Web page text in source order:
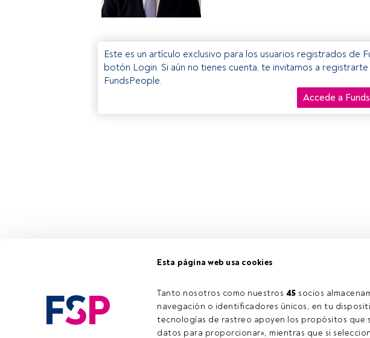
Esta página web usa cookies
Tanto nosotros como nuestros 45 socios
navegación o identificadores únicos, en tu
tecnologías de rastreo apoyen los propósitos que
datos para proporcionar», mientras que si
Este es un artículo exclusivo para los usuarios registrados de
botón Login. Si aún no tienes cuenta, te invitamos a
FundsPeople.
Accede a